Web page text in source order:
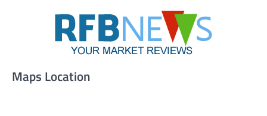
Maps Location